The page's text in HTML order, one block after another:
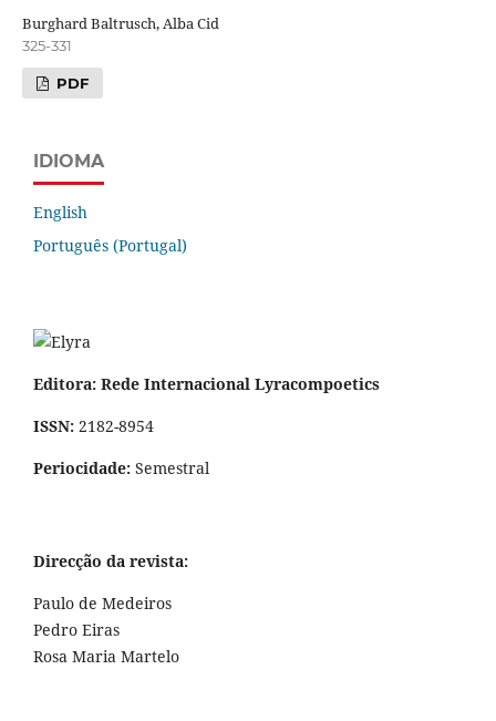
Burghard Baltrusch, Alba Cid
325-331
PDF
IDIOMA
English
Português (Portugal)
Editora: Rede Internacional Lyracompoetics
ISSN: 2182-8954
Periocidade: Semestral
Direcção da revista:
Paulo de Medeiros
Pedro Eiras
Rosa Maria Martelo